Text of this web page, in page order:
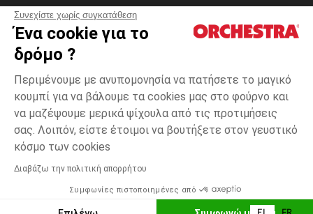
Συνεχίστε χωρίς συγκατάθεση
Ένα cookie για το
δρόμο ?
Περιμένουμε με ανυπομονησία να πατήσετε το μαγικό
κουμπί για να βάλουμε τα cookies μας στο φούρνο και
να μαζέψουμε μερικά ψίχουλα από τις προτιμήσεις
σας. Λοιπόν, είστε έτοιμοι να βουτήξετε στον γευστικό
κόσμο των cookies
Διαβάζω την πολιτική απορρήτου
Συμφωνίες πιστοποιημένες από
Πράσινο 24
Δυνατότητα πληρωμής με
ΠΡΟΣΘΉΚΗ ΣΤΟ ΚΑΛΆΘΙ
Γενικοί 'Οροι Πώλησης
*Εμπορικες προσφορες
Προσωπικά δεδομένα
Διαχείρηση των cookies
Προσβασιμότητα: μη συμμορφούμενη
H Orchestra συμμετέχει στον κωδικά δεοντολογίας και στο σύστημα
μεσολάβησης της Γαλλικής Ομοσπονδίας Ηλεκτρονικού Εμπορίου.